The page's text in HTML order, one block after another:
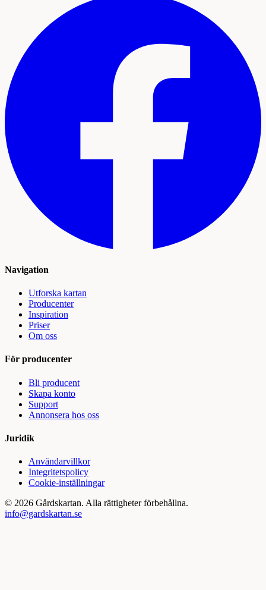
Navigation
Utforska kartan
Producenter
Inspiration
Priser
Om oss
För producenter
Bli producent
Skapa konto
Support
Annonsera hos oss
Juridik
Användarvillkor
Integritetspolicy
Cookie-inställningar
© 2026 Gårdskartan. Alla rättigheter förbehållna.
info@gardskartan.se